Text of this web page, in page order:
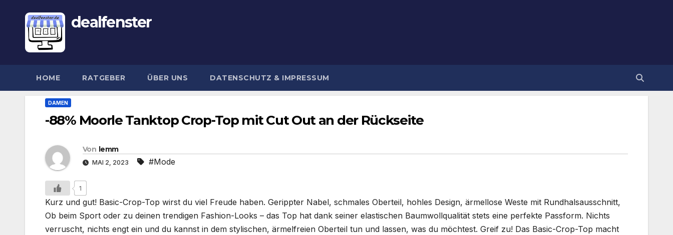
dealfenster
HOME RATGEBER ÜBER UNS DATENSCHUTZ & IMPRESSUM
DAMEN
-88% Moorle Tanktop Crop-Top mit Cut Out an der Rückseite
Von lemm
MAI 2, 2023 #Mode
1
Kurz und gut! Basic-Crop-Top wirst du viel Freude haben. Gerippter Nabel, schmales Oberteil, hohles Design, ärmellose Weste mit Rundhalsausschnitt,
Ob beim Sport oder zu deinen trendigen Fashion-Looks – das Top hat dank seiner elastischen Baumwollqualität stets eine perfekte Passform. Nichts
verruscht, nichts engt ein und du kannst in dem stylischen, ärmelfreien Oberteil tun und lassen, was du möchtest. Greif zu! Das Basic-Crop-Top macht